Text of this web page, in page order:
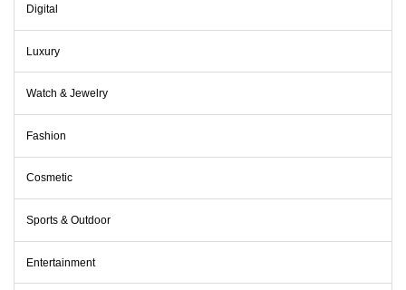
Digital
Luxury
Watch & Jewelry
Fashion
Cosmetic
Sports & Outdoor
Entertainment